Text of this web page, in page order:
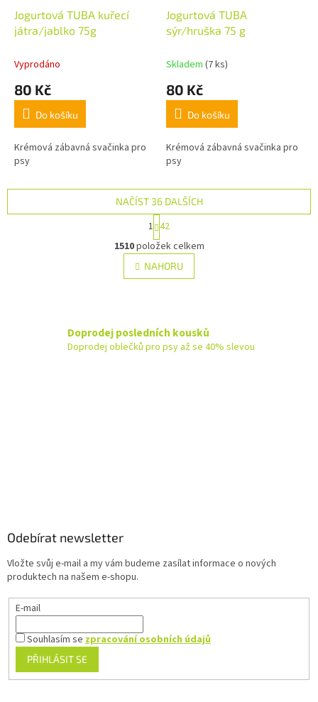
Jogurtová TUBA kuřecí
játra/jablko 75g
Vyprodáno
80 Kč
Do košíku
Krémová zábavná svačinka pro
psy
Jogurtová TUBA
sýr/hruška 75 g
Skladem (7 ks)
80 Kč
Do košíku
Krémová zábavná svačinka pro
psy
O
v
l
á
í
p
NAČÍST 36 DALŠÍCH
S
t
r
á
n
k
n
í
1 42
1510položek celkem
NAHORU
Doprodej posledních kousků
Doprodej oblečků pro psy až se 40% slevou
Odebírat newsletter
Vložte svůj e-mail a my vám budeme zasílat informace o nových
produktech na našem e-shopu.
E-mail
Souhlasím se zpracování osobních údajů
PŘIHLÁSIT SE